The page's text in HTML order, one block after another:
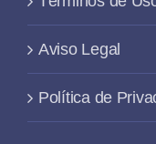
Aviso Legal
Política de